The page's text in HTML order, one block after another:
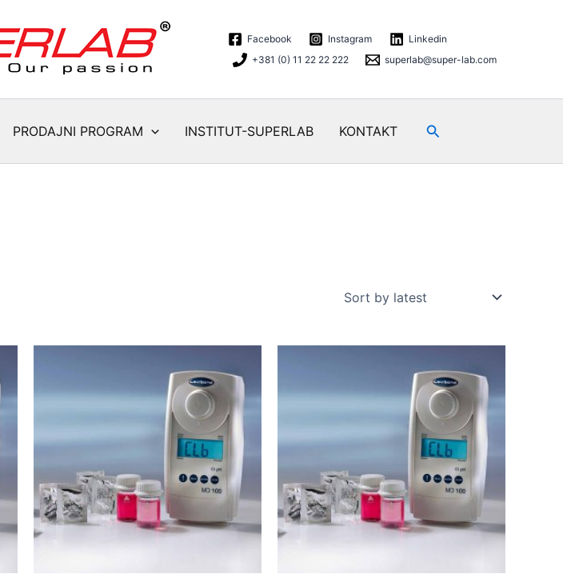
Facebook Instagram
Linkedin
+381 (0) 11 22 22 222
superlab@super-lab.com
PRODAJNI PROGRAM INSTITUT-SUPERLAB KONTAKT Search